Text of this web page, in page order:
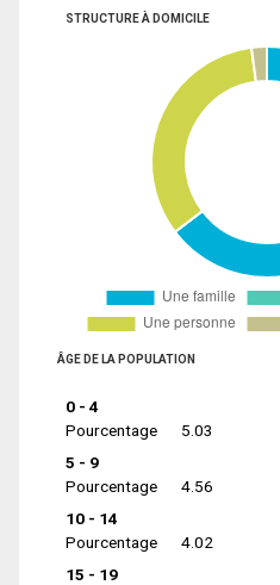
STRUCTURE À DOMICILE
ÂGE DE LA POPULATION
0 - 4
Pourcentage
5.03
5 - 9
Pourcentage
4.56
10 - 14
Pourcentage
4.02
15 - 19